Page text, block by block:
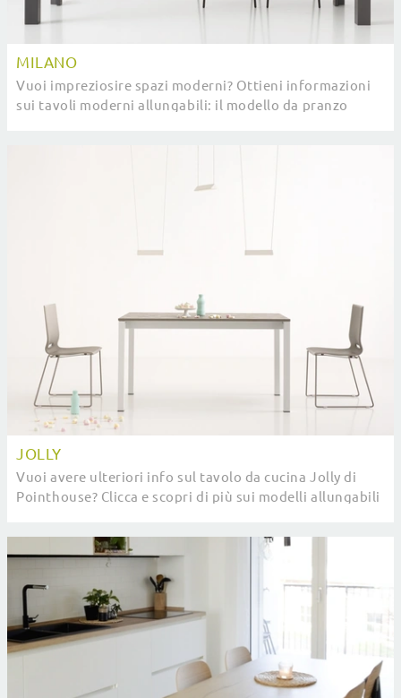
MILANO
Vuoi impreziosire spazi moderni? Ottieni informazioni
sui tavoli moderni allungabili: il modello da pranzo
JOLLY
Vuoi avere ulteriori info sul tavolo da cucina Jolly di
Pointhouse? Clicca e scopri di più sui modelli allungabili